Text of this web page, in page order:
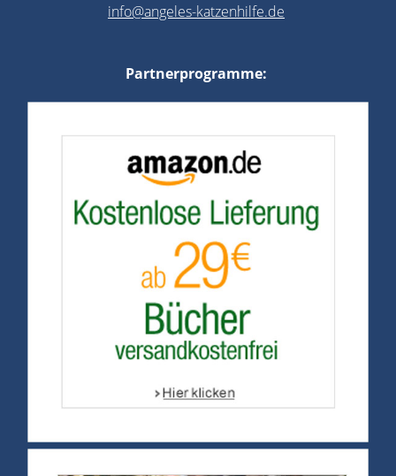
info@angeles-katzenhilfe.de
Partnerprogramme: